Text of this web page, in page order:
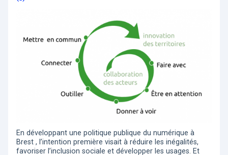
En développant une politique publique du numérique à
Brest , l’intention première visait à réduire les inégalités,
favoriser l’inclusion sociale et développer les usages. Et